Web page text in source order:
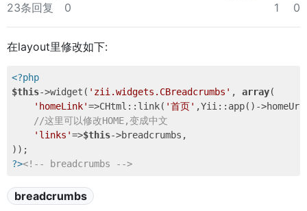
23条回复
0 1 0
在layout里修改如下:
<?php
$this->widget( 'zii.widgets.CBreadcrumbs' , array(
'homeLink'=>CHtml::link( '首页' ,Yii::app()-
//这里可以修改HOME,变成中文
'links'=>$this->breadcrumbs,
?><!-- breadcrumbs -->
breadcrumbs